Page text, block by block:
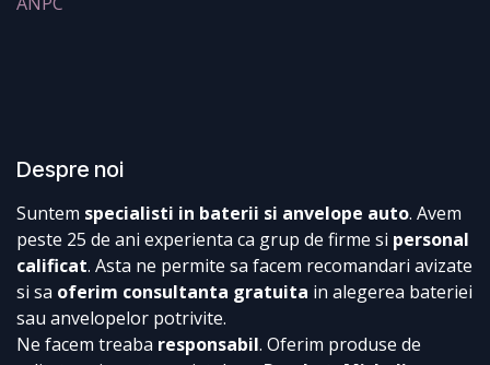
Despre noi
Suntem specialisti in baterii si anvelope auto. Avem
peste 25 de ani experienta ca grup de firme si personal
calificat. Asta ne permite sa facem recomandari avizate
si sa oferim consultanta gratuita in alegerea bateriei
sau anvelopelor potrivite.
Ne facem treaba responsabil. Oferim produse de